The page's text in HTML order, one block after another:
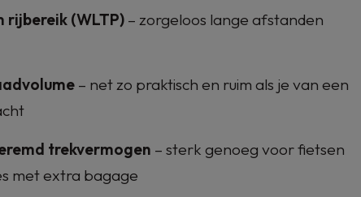
rijbereik (WLTP) – zorgeloos lange afstanden
– net zo praktisch en ruim als je van een
trekvermogen – sterk genoeg voor fietsen
met extra bagage